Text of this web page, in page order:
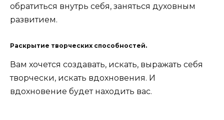
обратиться внутрь себя, заняться духовным
развитием.
Раскрытие творческих способностей.
Вам хочется создавать, искать, выражать себя
творчески, искать вдохновения. И
вдохновение будет находить вас.